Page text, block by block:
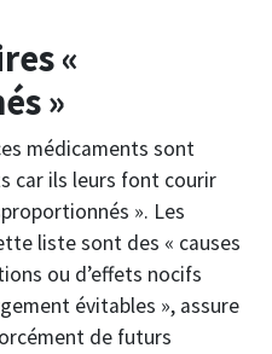
«
»
médicaments sont
car ils leurs font courir
». Les
liste sont des « causes
ou d’effets nocifs
évitables », assure
de futurs